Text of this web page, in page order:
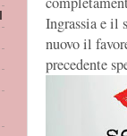
Ingrassia e il
nuovo il
precedente